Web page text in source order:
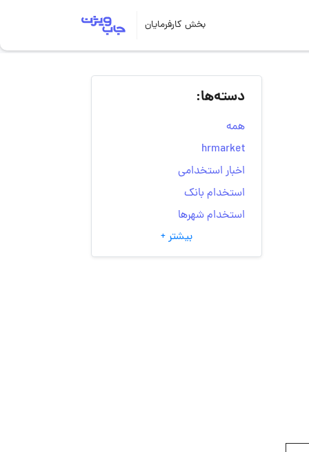
بخش کارفرمایان
دسته‌ها:
همه
hrmarket
اخبار استخدامی
استخدام بانک
استخدام شهرها
انتخاب مسیر شغلی
به‌روزرسانی‌های سایت
بیشتر +